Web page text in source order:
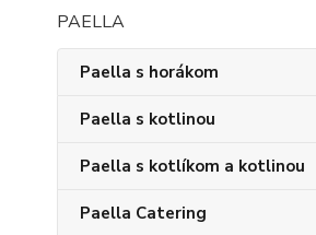
PAELLA
Paella s horákom
Paella s kotlinou
Paella s kotlíkom a kotlinou
Paella Catering